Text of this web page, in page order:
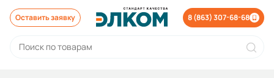
Оставить заявку 8 (863) 307-68-68